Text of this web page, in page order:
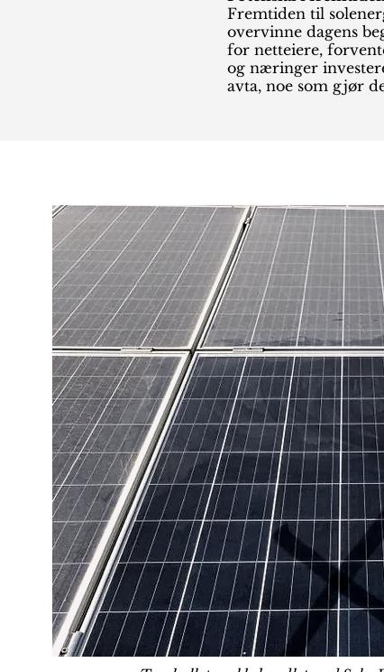
Fremtiden til
overvinne dagens
for netteiere,
og næringer
avta, noe som gjør